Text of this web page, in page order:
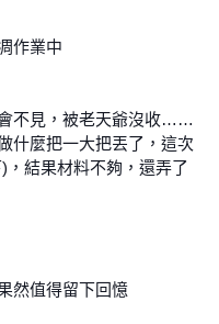
作業中
不見，被老天爺沒收……
什麼把一大把丟了，這次
結果材料不夠，還弄了
然值得留下回憶